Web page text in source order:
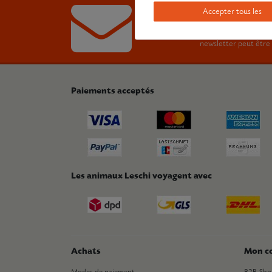
newsletter peut être
Paiements acceptés
Les animaux Leschi voyagent avec
Achats Mon
Accepter tous les